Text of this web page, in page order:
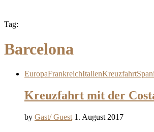
Tag:
Barcelona
EuropaFrankreichItalienKreuzfahrt
Kreuzfahrt mit der
by Gast/ Guest 1. August 2017